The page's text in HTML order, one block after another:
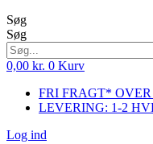
Søg
Søg
0,00 kr. 0 Kurv
FRI FRAGT* OVER
LEVERING: 1-2
Log ind